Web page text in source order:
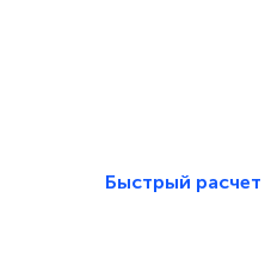
Быстрый расчет